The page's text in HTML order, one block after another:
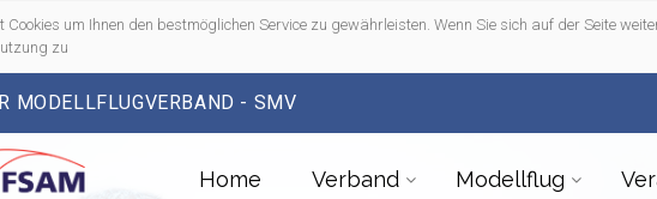
Cookies um Ihnen den bestmöglichen Service zu gewährleisten. Wenn Sie sich auf der Seite
zu
MODELLFLUGVERBAND - SMV
Home Verband Modellflug